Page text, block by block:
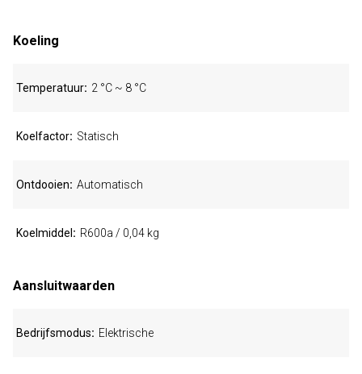
Koeling
Temperatuur 2 °C ~ 8 °C
Koelfactor Statisch
Ontdooien Automatisch
Koelmiddel R600a / 0,04 kg
Aansluitwaarden
Bedrijfsmodus Elektrische